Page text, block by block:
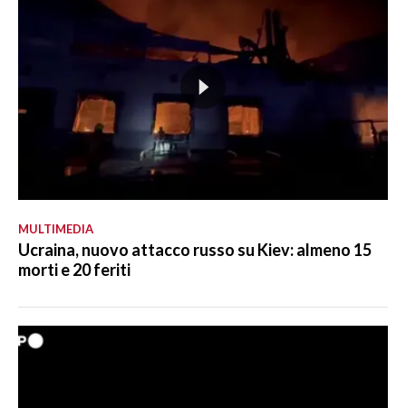
MULTIMEDIA
Ucraina, nuovo attacco russo su Kiev: almeno 15
morti e 20 feriti